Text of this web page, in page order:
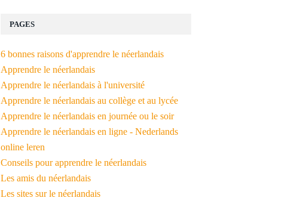
PAGES
6 bonnes raisons d'apprendre le néerlandais
Apprendre le néerlandais
Apprendre le néerlandais à l'université
Apprendre le néerlandais au collège et au lycée
Apprendre le néerlandais en journée ou le soir
Apprendre le néerlandais en ligne - Nederlands
online leren
Conseils pour apprendre le néerlandais
Les amis du néerlandais
Les sites sur le néerlandais